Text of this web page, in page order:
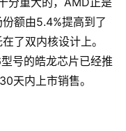
额由5.4%提高到了
了双内核设计上。
的皓龙芯片已经推
天内上市销售。